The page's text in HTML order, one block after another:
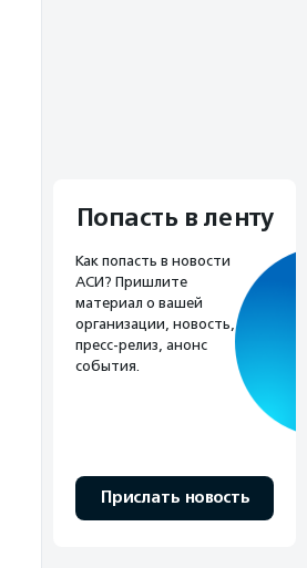
Попасть в ленту
Как попасть в новости
АСИ? Пришлите
материал о вашей
организации, новость,
пресс-релиз, анонс
события.
Прислать новость